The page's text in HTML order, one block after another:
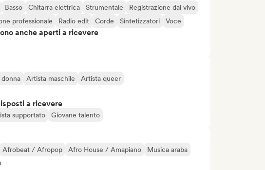
Basso Chitarra elettrica Strumentale
Registrazione dal vivo
professionale Radio edit Corde Sintetizzatori Voce
anche aperti a ricevere
Artista maschile
Artista queer
a ricevere
supportato Giovane talento
Afrobeat / Afropop Afro House / Amapiano
Musica araba